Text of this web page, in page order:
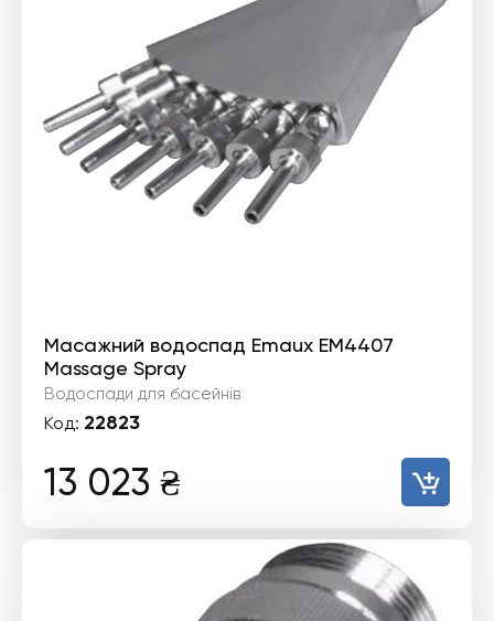
Масажний водоспад Emaux EM4407
Massage Spray
Водоспади для басейнів
Код: 22823
13 023 ₴